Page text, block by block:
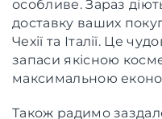
особливе. Зараз
доставку ваших
Чехії та Італії. Це
запаси якісною
максимальною
Також радимо